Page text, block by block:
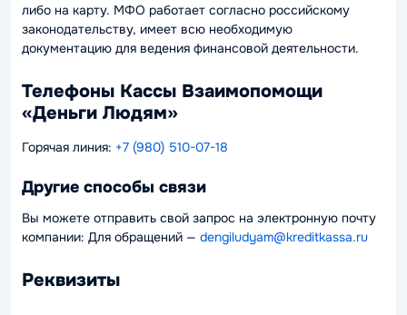
либо на карту. МФО работает согласно российскому
законодательству, имеет всю необходимую
документацию для ведения финансовой деятельности.
Телефоны Кассы Взаимопомощи
«Деньги Людям»
Горячая линия: +7 (980) 510-07-18
Другие способы связи
Вы можете отправить свой запрос на электронную почту
компании: Для обращений — dengiludyam@kreditkassa.ru
Реквизиты